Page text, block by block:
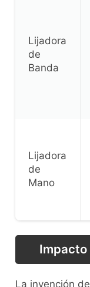
Lijadora
de
Banda
Lijadora
de
Mano
Impacto
La invención